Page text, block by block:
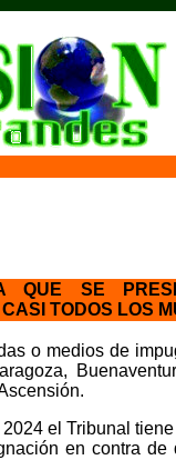
QUE SE
CASI TODOS LOS
o medios de
el Tribunal
en contra